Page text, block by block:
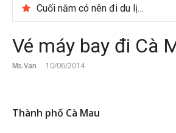
Cuối năm có nên đi du lịch Phú Quốc không?
Vé máy bay đi Cà
Ms.Van 10/06/2014
Thành phố Cà Mau